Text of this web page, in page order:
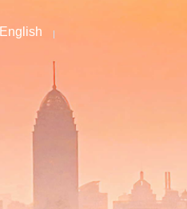
English